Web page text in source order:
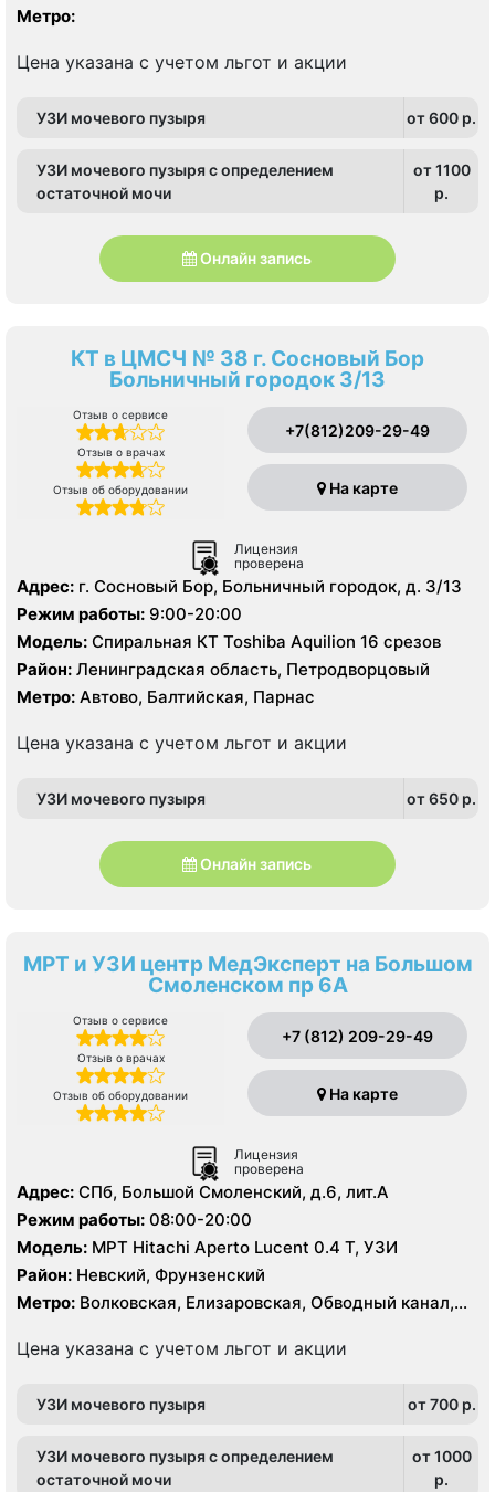
Метро:
Цена указана с учетом льгот и акции
УЗИ мочевого пузыря от 600 p.
УЗИ мочевого пузыря с определением
остаточной мочи
от 1100
p.
Онлайн запись
КТ в ЦМСЧ № 38 г. Сосновый Бор
Больничный городок 3/13
Отзыв о сервисе
Отзыв о врачах
Отзыв об оборудовании
+7(812)209-29-49
На карте
Лицензия
проверена
Адрес: г. Сосновый Бор, Больничный городок, д. 3/13
Режим работы: 9:00-20:00
Модель: Спиральная КТ Toshiba Aquilion 16 срезов
Район: Ленинградская область, Петродворцовый
Метро: Автово, Балтийская, Парнас
Цена указана с учетом льгот и акции
УЗИ мочевого пузыря от 650 p.
Онлайн запись
МРТ и УЗИ центр МедЭксперт на Большом
Смоленском пр 6А
Отзыв о сервисе
Отзыв о врачах
Отзыв об оборудовании
+7 (812) 209-29-49
На карте
Лицензия
проверена
Адрес: СПб, Большой Смоленский, д.6, лит.А
Режим работы: 08:00-20:00
Модель: МРТ Hitachi Aperto Lucent 0.4 Т, УЗИ
Район: Невский, Фрунзенский
Метро: Волковская, Елизаровская, Обводный канал,
Цена указана с учетом льгот и акции
УЗИ мочевого пузыря от 700 p.
УЗИ мочевого пузыря с определением
остаточной мочи
от 1000
p.